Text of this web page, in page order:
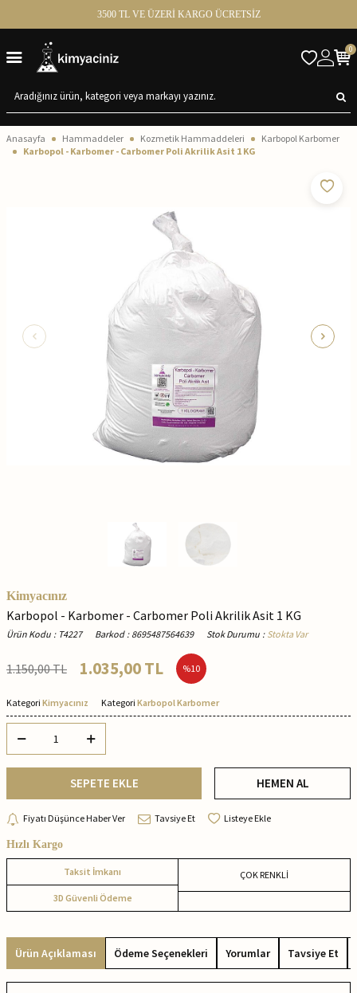
3500 TL VE ÜZERİ KARGO ÜCRETSİZ
0
Anasayfa Hammaddeler Kozmetik Hammaddeleri
Karbopol Karbomer
Karbopol - Karbomer - Carbomer Poli Akrilik Asit 1 KG
Kimyacınız
Karbopol - Karbomer - Carbomer Poli Akrilik Asit 1 KG
Ürün Kodu : T4227 Barkod : 8695487564639 Stok Durumu : Stokta Var
1.150,00TL 1.035,00TL %10
Kategori Kimyacınız Kategori Karbopol Karbomer
SEPETE EKLE HEMEN AL
Fiyatı Düşünce Haber Ver Tavsiye Et Listeye Ekle
Hızlı Kargo
Taksit İmkanı
3D Güvenli Ödeme
ÇOK RENKLİ
Ürün Açıklaması Ödeme Seçenekleri Yorumlar Tavsiye Et